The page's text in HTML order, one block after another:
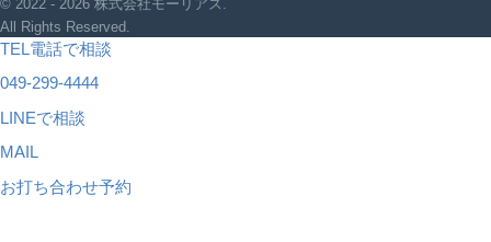
© 2022 - 2026 株式会社モーリアス.
All Rights Reserved.
TEL電話で相談
049-299-4444
LINEで相談
MAIL
お打ち合わせ予約